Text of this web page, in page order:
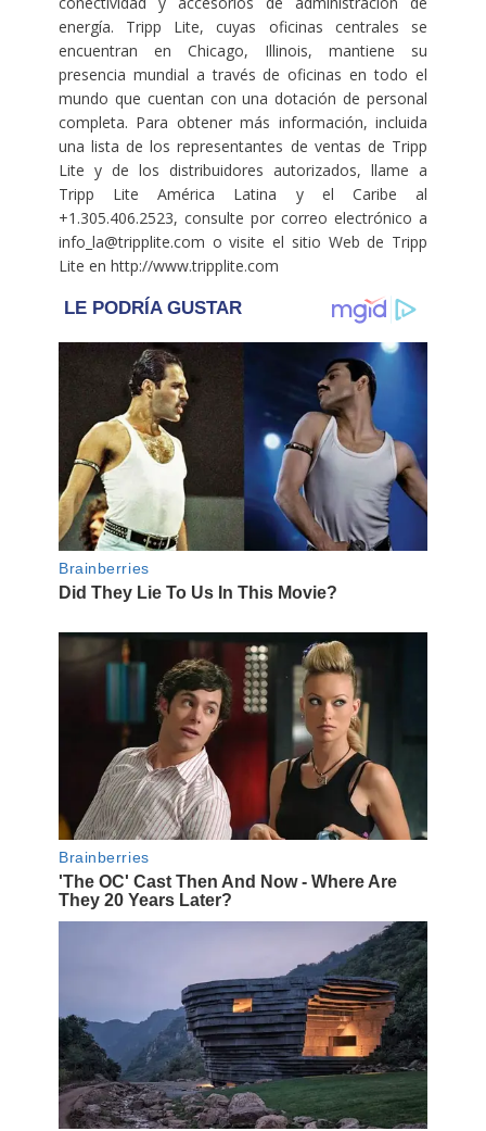
energía. Tripp Lite, cuyas oficinas centrales se
encuentran en Chicago, Illinois, mantiene su
presencia mundial a través de oficinas en todo el
mundo que cuentan con una dotación de personal
completa. Para obtener más información, incluida
una lista de los representantes de ventas de Tripp
Lite y de los distribuidores autorizados, llame a
Tripp Lite América Latina y el Caribe al
+1.305.406.2523, consulte por correo electrónico a
info_la@tripplite.com o visite el sitio Web de Tripp
Lite en http://www.tripplite.com